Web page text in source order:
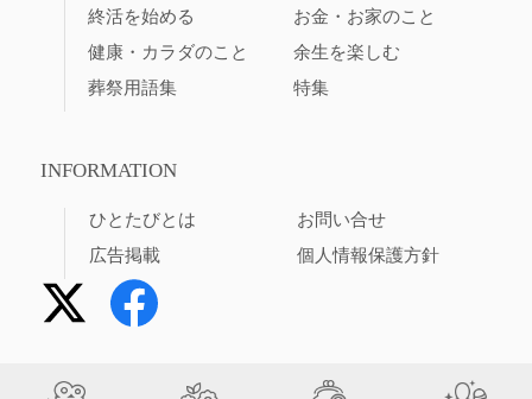
終活を始める
お金・お家のこと
健康・カラダのこと
余生を楽しむ
葬祭用語集
特集
INFORMATION
ひとたびとは
お問い合せ
広告掲載
個人情報保護方針